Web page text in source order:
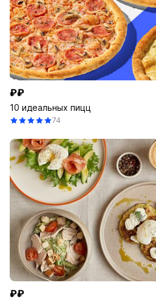
₽₽
10 идеальных пицц
74
₽₽